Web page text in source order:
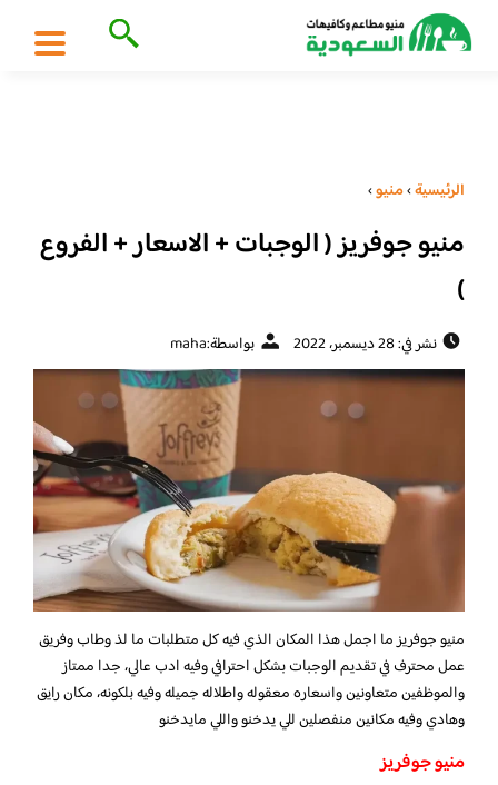
الرئيسية›منيو›
منيو جوفريز ( الوجبات + الاسعار + الفروع
)
نشر في: 28 ديسمبر، 2022 بواسطة:maha
منيو جوفريز ما اجمل هذا المكان الذي فيه كل متطلبات ما لذ وطاب وفريق
عمل محترف في تقديم الوجبات بشكل احترافي وفيه ادب عالي، جدا ممتاز
والموظفين متعاونين واسعاره معقوله واطلاله جميله وفيه بلكونه، مكان رايق
وهادي وفيه مكانين منفصلين للي يدخنو واللي مايدخنو
منيو جوفريز